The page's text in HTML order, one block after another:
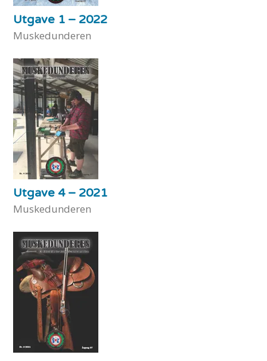
Utgave 1 – 2022
Muskedunderen
Utgave 4 – 2021
Muskedunderen